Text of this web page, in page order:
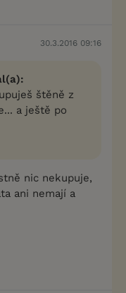
30.3.2016 09:16
štěně z
a ještě po
nic nekupuje,
ani nemají a